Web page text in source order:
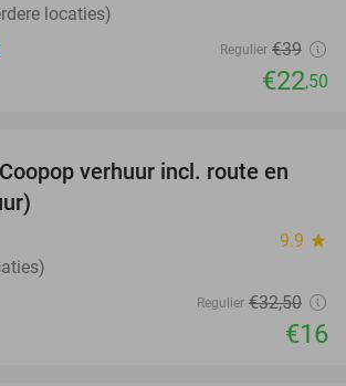
locaties)
Regulier €39
€22,50
51%
verhuur incl. route en
9.9 star
Regulier €32,50
€16